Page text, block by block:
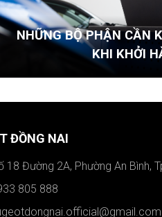
NHỮNG BỘ PHẬN CẦN
KHI KHỞI
ĐỒNG NAI
18 Đường 2A, Phường An Bình,
805 888